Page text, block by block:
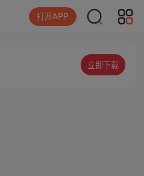
打开APP
立即下载